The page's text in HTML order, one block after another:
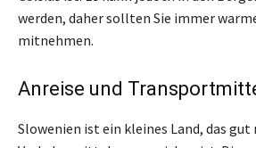
werden, daher sollten Sie immer
mitnehmen.
Anreise und
Slowenien ist ein kleines Land, das